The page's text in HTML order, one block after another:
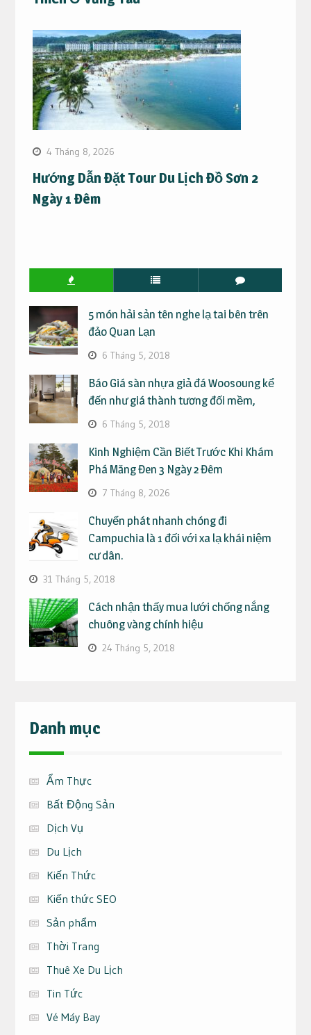
4 Tháng 8, 2026
Hướng Dẫn Đặt Tour Du Lịch Đồ Sơn 2
Ngày 1 Đêm
5 món hải sản tên nghe lạ tai bên trên
đảo Quan Lạn
6 Tháng 5, 2018
Báo Giá sàn nhựa giả đá Woosoung kể
đến như giá thành tương đối mềm,
6 Tháng 5, 2018
Kinh Nghiệm Cần Biết Trước Khi Khám
Phá Măng Đen 3 Ngày 2 Đêm
7 Tháng 8, 2026
Chuyển phát nhanh chóng đi
Campuchia là 1 đối với xa lạ khái niệm
cư dân.
31 Tháng 5, 2018
Cách nhận thấy mua lưới chống nắng
chuông vàng chính hiệu
24 Tháng 5, 2018
Danh mục
Ẩm Thực
Bất Động Sản
Dịch Vụ
Du Lịch
Kiến Thức
Kiến thức SEO
Sản phẩm
Thời Trang
Thuê Xe Du Lịch
Tin Tức
Vé Máy Bay